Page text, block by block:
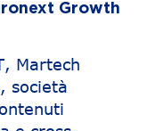
Growth
Martech
società